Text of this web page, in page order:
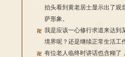
抬头看到黄老居士显示出了观
萨形象。
我是应该一心修行求道来达到
境界呢？还是继续正常生活工
有位老人临终时讲话也含糊了